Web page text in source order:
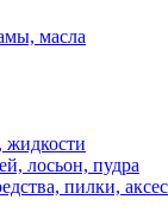
масла
лосьон, пудра
пилки,